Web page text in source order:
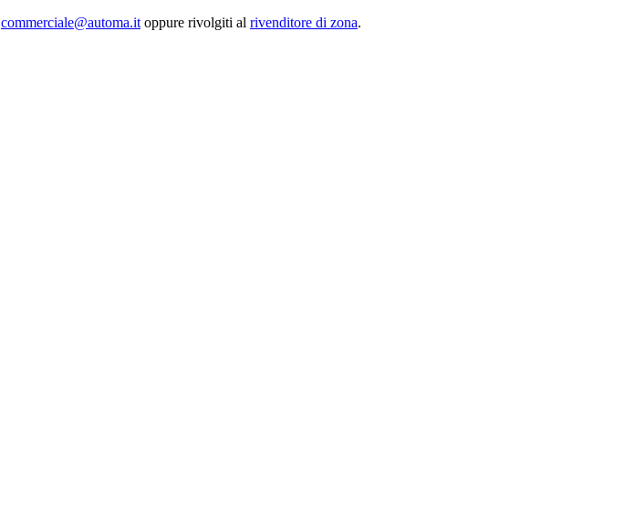
commerciale@automa.it oppure rivolgiti al rivenditore di zona.